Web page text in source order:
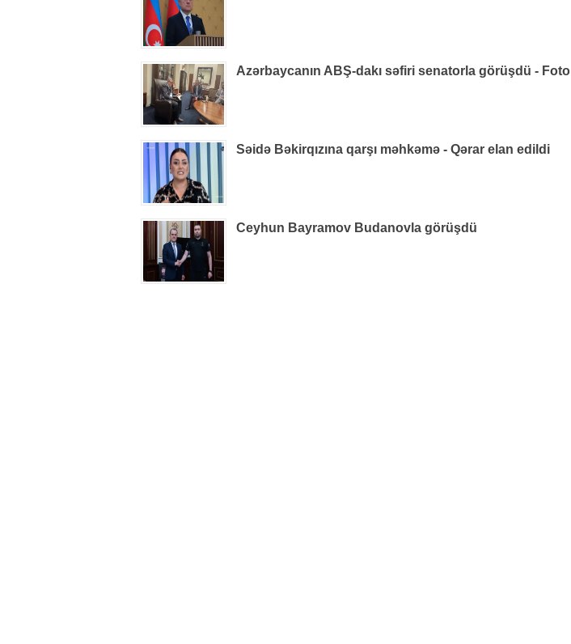
Azərbaycanın ABŞ-dakı səfiri senatorla görüşdü - Foto
Səidə Bəkirqızına qarşı məhkəmə - Qərar elan edildi
Ceyhun Bayramov Budanovla görüşdü